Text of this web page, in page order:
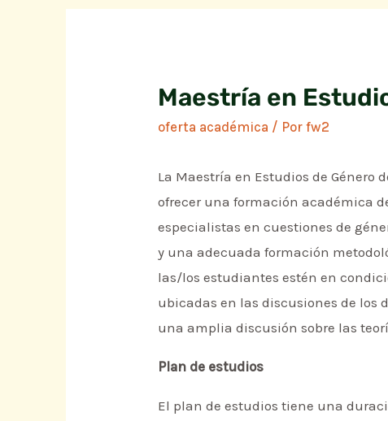
Maestría en
oferta académica / Porfw2
La Maestría en Estudios de Género
ofrecer una formación académica
especialistas en cuestiones de
y una adecuada formación
las/los estudiantes estén en
ubicadas en las discusiones de los
una amplia discusión sobre las
Plan de estudios
El plan de estudios tiene una